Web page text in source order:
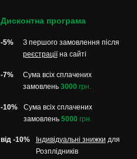
Дисконтна програма
-5%
З першого замовлення після
реєстраціїна сайті
-7%
Сума всіх сплачених
замовлень 3000грн.
-10%
Сума всіх сплачених
замовлень 5000грн.
від -10% Індивідуальні знижки для
Розплідників